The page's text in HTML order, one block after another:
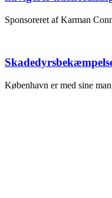
Sponsoreret af Karman
København er med sine